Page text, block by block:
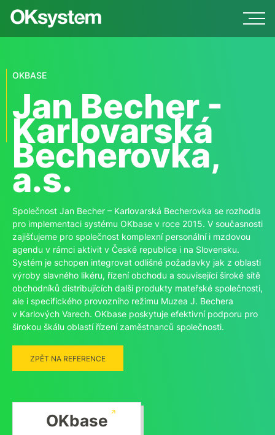
OKBASE
Jan Becher -
Karlovarská
Becherovka,
a.s.
Společnost Jan Becher – Karlovarská Becherovka se rozhodla
pro implementaci systému OKbase v roce 2015. V současnosti
zajišťujeme pro společnost komplexní personální i mzdovou
agendu v rámci aktivit v České republice i na Slovensku.
Systém je schopen integrovat odlišné požadavky jak z oblasti
výroby slavného likéru, řízení obchodu a související široké sítě
obchodníků distribujících další produkty mateřské společnosti,
ale i specifického provozního režimu Muzea J. Bechera
v Karlových Varech. OKbase poskytuje efektivní podporu pro
širokou škálu oblastí řízení zaměstnanců společnosti.
ZPĚT NA REFERENCE
OKbase